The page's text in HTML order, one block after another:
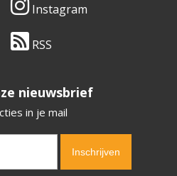
Instagram
RSS
nieuwsbrief
in je mail